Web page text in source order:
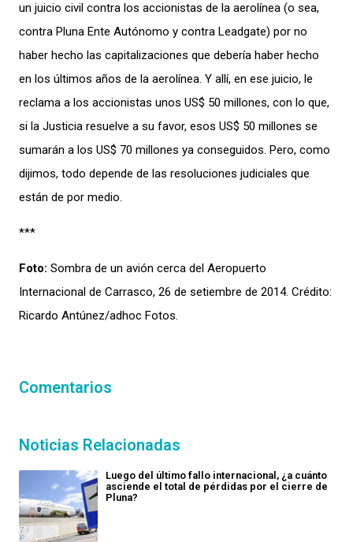
un juicio civil contra los accionistas de la aerolínea (o sea,
contra Pluna Ente Autónomo y contra Leadgate) por no
haber hecho las capitalizaciones que debería haber hecho
en los últimos años de la aerolínea. Y allí, en ese juicio, le
reclama a los accionistas unos US$ 50 millones, con lo que,
si la Justicia resuelve a su favor, esos US$ 50 millones se
sumarán a los US$ 70 millones ya conseguidos. Pero, como
dijimos, todo depende de las resoluciones judiciales que
están de por medio.
***
Foto: Sombra de un avión cerca del Aeropuerto
Internacional de Carrasco, 26 de setiembre de 2014. Crédito:
Ricardo Antúnez/adhoc Fotos.
Comentarios
Noticias Relacionadas
Luego del último fallo internacional, ¿a cuánto
asciende el total de pérdidas por el cierre de
Pluna?